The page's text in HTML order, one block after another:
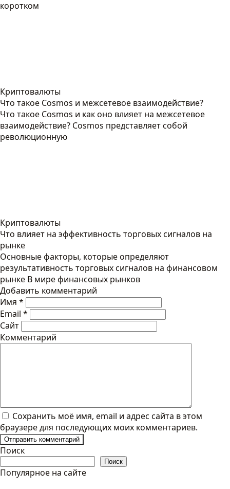
коротком
Криптовалюты
Что такое Cosmos и межсетевое взаимодействие?
Что такое Cosmos и как оно влияет на межсетевое
взаимодействие? Cosmos представляет собой
революционную
Криптовалюты
Что влияет на эффективность торговых сигналов на
рынке
Основные факторы, которые определяют
результативность торговых сигналов на финансовом
рынке В мире финансовых рынков
Добавить комментарий
Имя *
Email *
Сайт
Комментарий
Сохранить моё имя, email и адрес сайта в этом
браузере для последующих моих комментариев.
Поиск
Поиск
Популярное на сайте